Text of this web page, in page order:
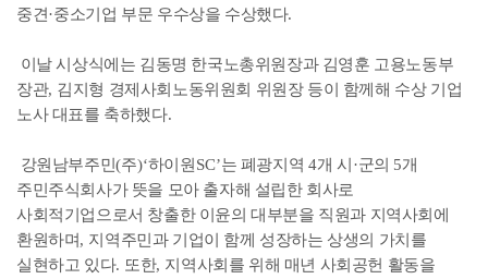
중견·중소기업 부문 우수상을 수상했다.
이날 시상식에는 김동명 한국노총위원장과 김영훈 고용노동부
장관, 김지형 경제사회노동위원회 위원장 등이 함께해 수상 기업
노사 대표를 축하했다.
강원남부주민(주)‘하이원 SC’는 폐광지역 4개 시 ·군의 5개
주민주식회사가 뜻을 모아 출자해 설립한 회사로
사회적기업으로서 창출한 이윤의 대부분을 직원과 지역사회에
환원하며, 지역주민과 기업이 함께 성장하는 상생의 가치를
실현하고 있다. 또한, 지역사회를 위해 매년 사회공헌 활동을